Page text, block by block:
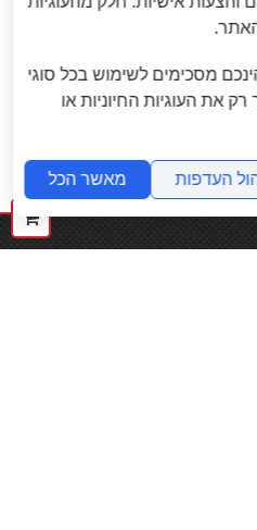
: TOTAL COMFORT
- MIX MAX GRAY
»
מסכימים לשימוש בכל סוגי
את העוגיות החיוניות או
העדפות מאשר הכל